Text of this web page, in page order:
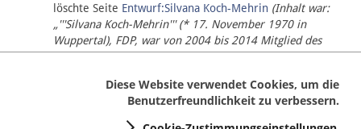
löschte Seite Entwurf:Silvana Koch-Mehrin (Inhalt war:
„'''Silvana Koch-Mehrin''' (* 17. November 1970 in
Wuppertal), FDP, war von 2004 bis 2014 Mitglied des
Europäischen Parlaments, seit November 2014 ist sie für
Diese Website verwendet Cookies, um die
Benutzerfreundlichkeit zu verbessern.